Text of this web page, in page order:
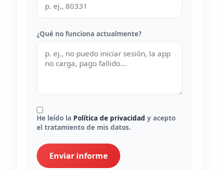
¿Qué no funciona actualmente?
He leído la Política de privacidad y acepto
el tratamiento de mis datos.
Enviar informe